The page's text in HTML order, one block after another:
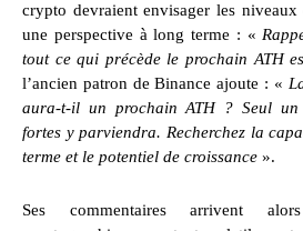
crypto devraient envisager les
une perspective à long terme : «
tout ce qui précède le prochain ATH
l’ancien patron de Binance ajoute : «
aura-t-il un prochain ATH ? Seul un
fortes y parviendra. Recherchez la
terme et le potentiel de croissance ».
Ses commentaires arrivent